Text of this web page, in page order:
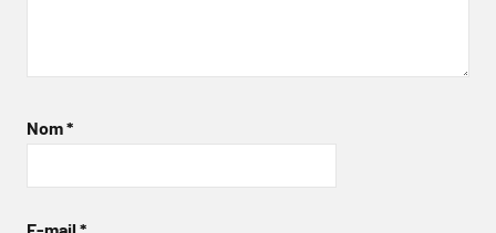
Nom*
E-mail *